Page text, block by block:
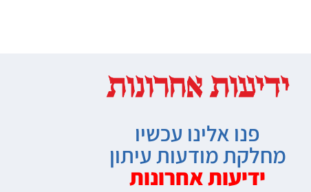
פנו אלינו עכשיו
מחלקת מודעות עיתון
ידיעות אחרונות